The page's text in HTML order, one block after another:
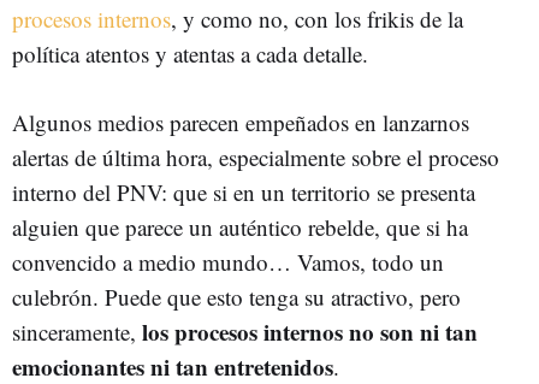
procesos internos, y como no, con los frikis de la
política atentos y atentas a cada detalle.
Algunos medios parecen empeñados en lanzarnos
alertas de última hora, especialmente sobre el proceso
interno del PNV: que si en un territorio se presenta
alguien que parece un auténtico rebelde, que si ha
convencido a medio mundo… Vamos, todo un
culebrón. Puede que esto tenga su atractivo, pero
sinceramente, los procesos internos no son ni tan
emocionantes ni tan entretenidos.